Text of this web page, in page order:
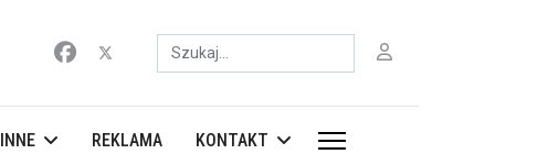
Szukaj
INNE REKLAMA KONTAKT